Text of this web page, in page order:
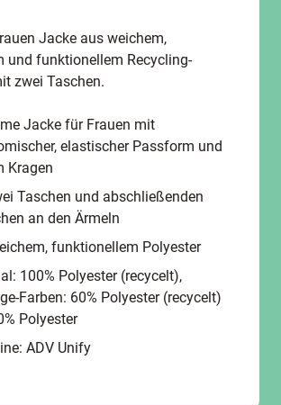
Jacke aus weichem,
und funktionellem Recycling-
zwei Taschen.
Jacke für Frauen mit
elastischer Passform und
Kragen
Taschen und abschließenden
an den Ärmeln
funktionellem Polyester
100% Polyester (recycelt),
Farben: 60% Polyester (recycelt)
Polyester
ADV Unify